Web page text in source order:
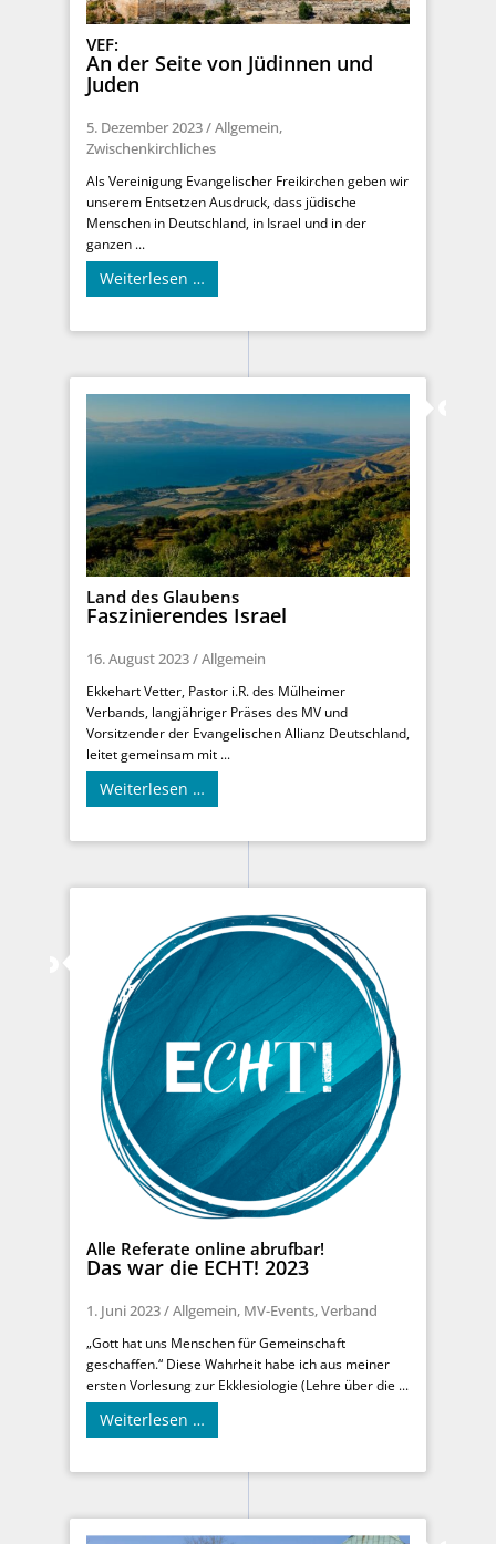
VEF:
An der Seite von Jüdinnen und
Juden
5. Dezember 2023/Allgemein,
Zwischenkirchliches
Als Vereinigung Evangelischer Freikirchen geben wir
unserem Entsetzen Ausdruck, dass jüdische
Menschen in Deutschland, in Israel und in der
ganzen ...
Weiterlesen …
Land des Glaubens
Faszinierendes Israel
16. August 2023/Allgemein
Ekkehart Vetter, Pastor i.R. des Mülheimer
Verbands, langjähriger Präses des MV und
Vorsitzender der Evangelischen Allianz Deutschland,
leitet gemeinsam mit ...
Weiterlesen …
Alle Referate online abrufbar!
Das war die ECHT! 2023
1. Juni 2023/Allgemein, MV-Events,Verband
„Gott hat uns Menschen für Gemeinschaft
geschaffen.“ Diese Wahrheit habe ich aus meiner
ersten Vorlesung zur Ekklesiologie (Lehre über die ...
Weiterlesen …